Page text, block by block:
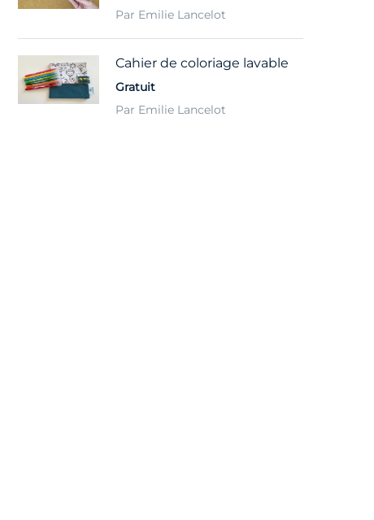
Par Emilie Lancelot
Cahier de coloriage lavable
Gratuit
Par Emilie Lancelot